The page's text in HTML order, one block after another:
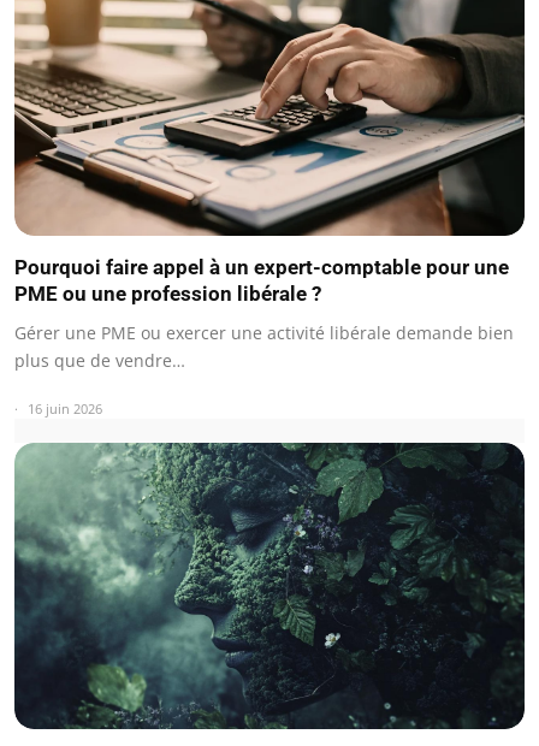
Pourquoi faire appel à un expert-comptable pour une
PME ou une profession libérale ?
Gérer une PME ou exercer une activité libérale demande bien
plus que de vendre…
16 juin 2026